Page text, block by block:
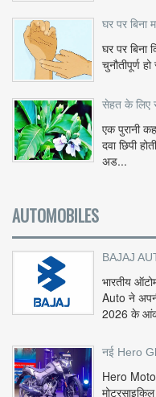
घर पर
घर पर बिना
चुनौतीपूर्ण
सेहत के लिए
एक पुरानी
दवा छिपी
अड...
AUTOMOBILES
BAJAJ
भारतीय
Auto ने
2026 के
नई Hero
Hero